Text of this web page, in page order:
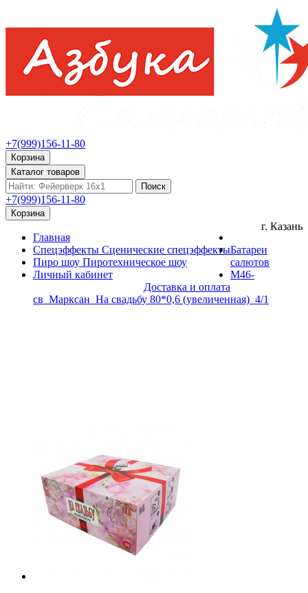
+7(999)156-11-80
Корзина
Каталог товаров
Поиск
+7(999)156-11-80
Корзина
Главная
Спецэффекты Сценические спецэффекты
Пиро шоу Пиротехническое шоу
Личный кабинет
Доставка и оплата
г. Казань
Батареи
салютов
М46-
св_Марксан_На свадьбу 80*0,6 (увеличенная)_4/1